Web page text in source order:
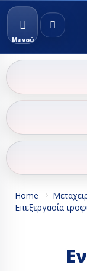
Μενού
Home
Επεξεργασία